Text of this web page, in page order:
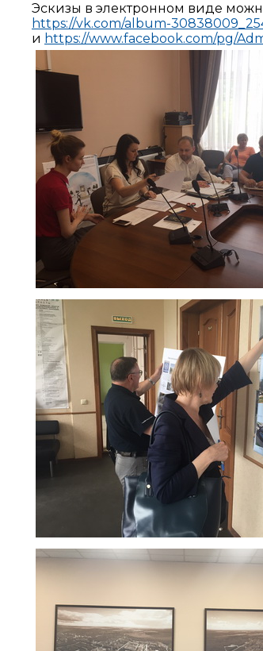
Эскизы в электронном виде
https://vk.com/album-
и https://www.facebook.com/pg/